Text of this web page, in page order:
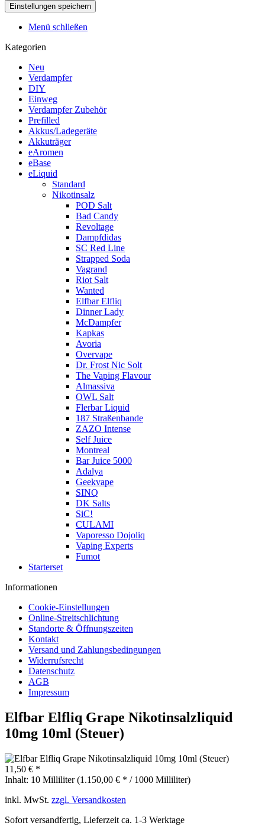
Menü schließen
Kategorien
Neu
Verdampfer
DIY
Einweg
Verdampfer Zubehör
Prefilled
Akkus/Ladegeräte
Akkuträger
eAromen
eBase
eLiquid
Standard
Nikotinsalz
POD Salt
Bad Candy
Revoltage
Dampfdidas
SC Red Line
Strapped Soda
Vagrand
Riot Salt
Wanted
Elfbar Elfliq
Dinner Lady
McDampfer
Kapkas
Avoria
Overvape
Dr. Frost Nic Solt
The Vaping Flavour
Almassiva
OWL Salt
Flerbar Liquid
187 Straßenbande
ZAZO Intense
Self Juice
Montreal
Bar Juice 5000
Adalya
Geekvape
SINQ
DK Salts
SiC!
CULAMI
Vaporesso Dojoliq
Vaping Experts
Fumot
Starterset
Informationen
Cookie-Einstellungen
Online-Streitschlichtung
Standorte & Öffnungszeiten
Kontakt
Versand und Zahlungsbedingungen
Widerrufsrecht
Datenschutz
AGB
Impressum
Elfbar Elfliq Grape Nikotinsalzliquid
10mg 10ml (Steuer)
11,50 € *
Inhalt: 10 Milliliter (1.150,00 € * / 1000 Milliliter)
inkl. MwSt. zzgl. Versandkosten
Sofort versandfertig, Lieferzeit ca. 1-3 Werktage